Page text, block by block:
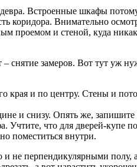
Встроенные шкафы
коридора. Внимательно
проемом и стеной, куда
снятие замеров. Вот тут уж
края и по центру. Стены и
и снизу. Опять же,
Учтите, что для дверей-
поместиться внутри.
перпендикулярными полу,